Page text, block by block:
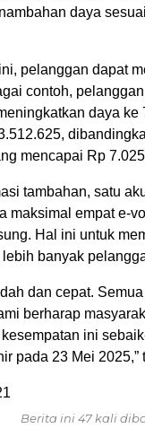
daya
pelanggan dapat
contoh,
daya ke
mencapai Rp
tambahan, satu
maksimal empat e-
Hal ini untuk
banyak
dan cepat.
berharap
ini
pada 23 Mei 2025,”
Berita ini 47 kali